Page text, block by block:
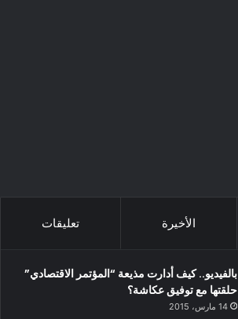
الأخيرة تعليقات
بالفيديو.. كيف أدارت مذيعة “المؤتمر الاقتصادي”
حلقتها مع توفيق عكاشة؟
14 مارس، 2015